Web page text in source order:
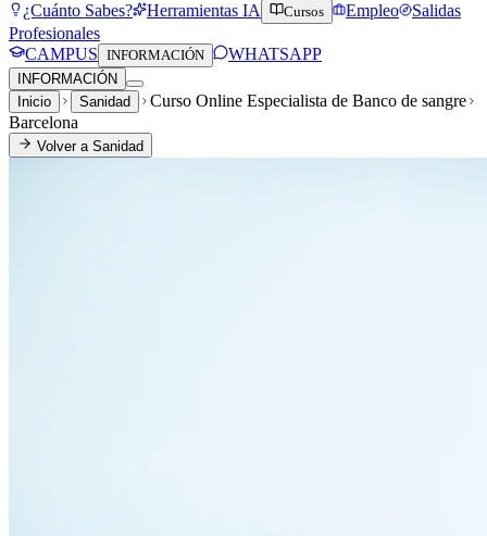
¿Cuánto Sabes?
Herramientas IA Cursos Empleo
Salidas
Profesionales
CAMPUS INFORMACIÓN WHATSAPP
INFORMACIÓN
Inicio
Sanidad
Curso Online Especialista de Banco de sangre
Barcelona
Volver a Sanidad